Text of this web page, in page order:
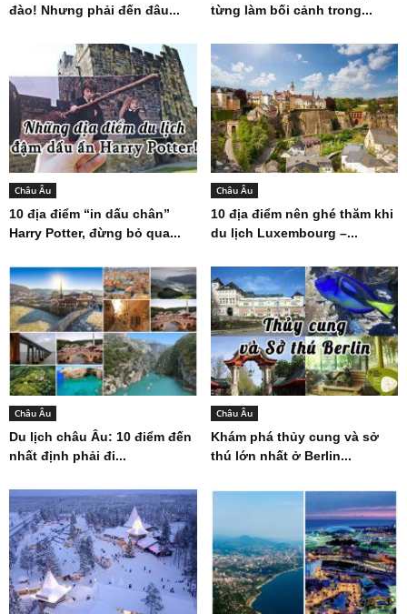
đào! Nhưng phải đến đâu...
từng làm bối cảnh trong...
Châu Âu
10 địa điểm “in dấu chân”
Harry Potter, đừng bỏ qua...
Châu Âu
10 địa điểm nên ghé thăm khi
du lịch Luxembourg –...
Châu Âu
Du lịch châu Âu: 10 điểm đến
nhất định phải đi...
Châu Âu
Khám phá thủy cung và sở
thú lớn nhất ở Berlin...